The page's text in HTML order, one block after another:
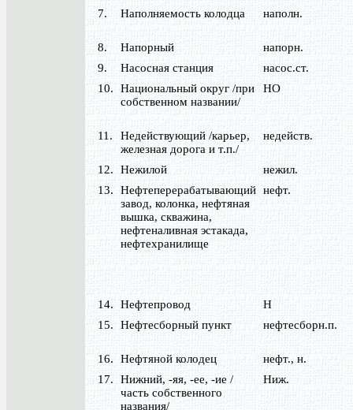
7. Наполняемость колодца наполн.
8. Напорный
напорн.
9.
Насосная станция
насос.ст.
10.
Национальный округ /при
собственном названии/
НО
11.
Недействующий /карьер,
железная дорога и т.п./
недейств.
12. Нежилой
нежил.
13.
Нефтеперерабатывающий
завод, колонка, нефтяная
вышка, скважина,
нефтеналивная эстакада,
нефтехранилище
нефт.
14. Нефтепровод
Н
15.
Нефтесборный пункт нефтесборн.п.
16. Нефтяной колодец
нефт., н.
17.
Нижний, -яя, -ее, -ие /
часть собственного
названия/
Ниж.